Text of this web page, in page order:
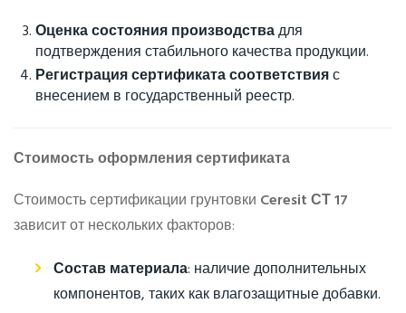
Оценка состояния производствадля
подтверждения стабильного качества продукции.
Регистрация сертификата соответствияс
внесением в государственный реестр.
Стоимость оформления сертификата
Стоимость сертификации грунтовки Ceresit СТ 17
зависит от нескольких факторов:
Состав материала: наличие дополнительных
компонентов, таких как влагозащитные добавки.